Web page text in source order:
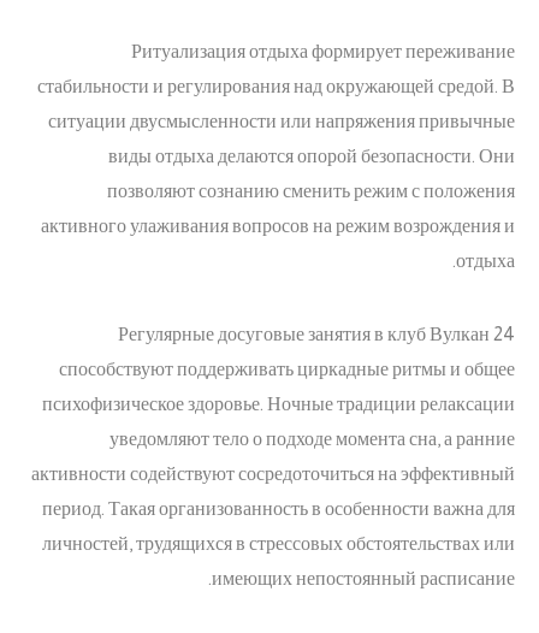
Ритуализация отдыха формирует переживание
стабильности и регулирования над окружающей средой. В
ситуации двусмысленности или напряжения привычные
виды отдыха делаются опорой безопасности. Они
позволяют сознанию сменить режим с положения
активного улаживания вопросов на режим возрождения и
отдыха.
Регулярные досуговые занятия в клуб Вулкан 24
способствуют поддерживать циркадные ритмы и общее
психофизическое здоровье. Ночные традиции релаксации
уведомляют тело о подходе момента сна, а ранние
активности содействуют сосредоточиться на эффективный
период. Такая организованность в особенности важна для
личностей, трудящихся в стрессовых обстоятельствах или
имеющих непостоянный расписание.